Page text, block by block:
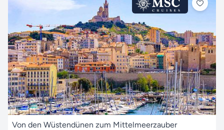
Von den Wüstendünen zum Mittelmeerzauber